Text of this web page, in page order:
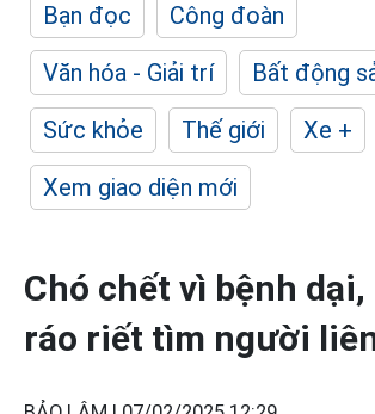
Bạn đọc
Công đoàn
Văn hóa - Giải trí
Bất động
Sức khỏe
Thế giới
Xe +
Xem giao diện mới
Chó chết vì bệnh
ráo riết tìm người